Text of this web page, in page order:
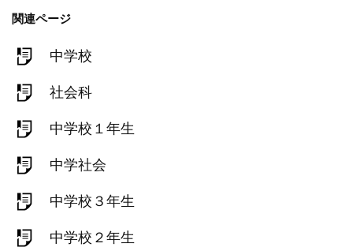
関連ページ
中学校
社会科
中学校１年生
中学社会
中学校３年生
中学校２年生